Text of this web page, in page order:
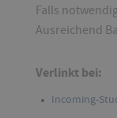
Falls
Ausreichend
Verlinkt bei:
Incoming-